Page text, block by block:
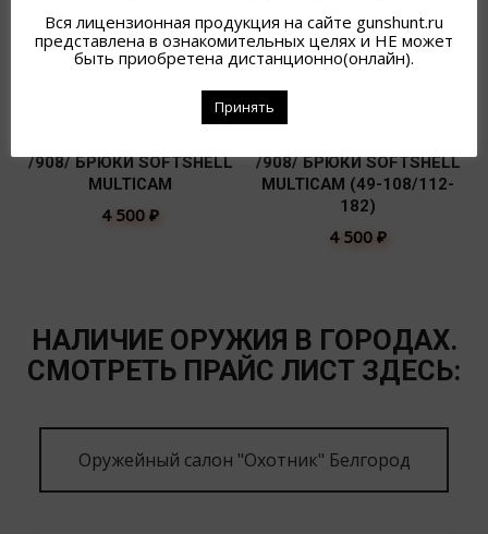
/908/ БРЮКИ SOFTSHELL
MULTICAM
4 500 ₽
/908/ БРЮКИ SOFTSHELL
MULTICAM (49-108/112-
182)
4 500 ₽
НАЛИЧИЕ ОРУЖИЯ В ГОРОДАХ.
СМОТРЕТЬ ПРАЙС ЛИСТ ЗДЕСЬ:
Оружейный салон "Охотник" Белгород
Вся лицензионная продукция на сайте gunshunt.ru
представлена в ознакомительных целях и НЕ может
быть приобретена дистанционно(онлайн).
Принять